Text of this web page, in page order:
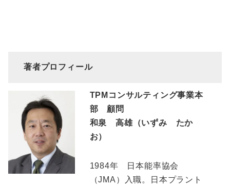
著者プロフィール
TPMコンサルティング事業本
部 顧問
和泉 高雄（いずみ たか
お）
1984年 日本能率協会
（JMA）入職。日本プラント